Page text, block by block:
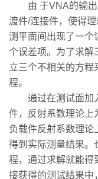
由 于VNA的输出
渡件/连接件，使得
测平面间出现了一个
个误差项。为了求解
立三个不相关的方程
程。
通过在测试面加入
件，反射系数理论上
负载件反射系数理论
得到实际测量结果。
程，通过求解就能得
接获得的测试结果中